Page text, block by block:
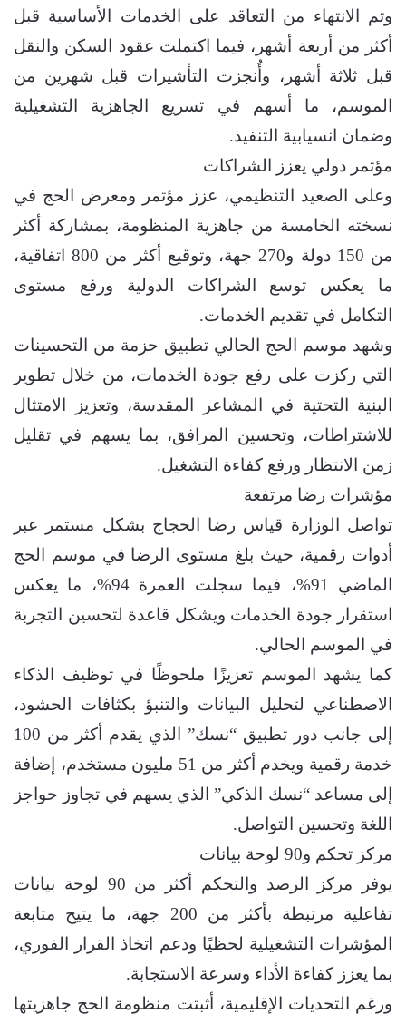
وتم الانتهاء من التعاقد على الخدمات الأساسية قبل
أكثر من أربعة أشهر، فيما اكتملت عقود السكن والنقل
قبل ثلاثة أشهر، وأُنجزت التأشيرات قبل شهرين من
الموسم، ما أسهم في تسريع الجاهزية التشغيلية
وضمان انسيابية التنفيذ.
مؤتمر دولي يعزز الشراكات
وعلى الصعيد التنظيمي، عزز مؤتمر ومعرض الحج في
نسخته الخامسة من جاهزية المنظومة، بمشاركة أكثر
من 150 دولة و270 جهة، وتوقيع أكثر من 800 اتفاقية،
ما يعكس توسع الشراكات الدولية ورفع مستوى
التكامل في تقديم الخدمات.
وشهد موسم الحج الحالي تطبيق حزمة من التحسينات
التي ركزت على رفع جودة الخدمات، من خلال تطوير
البنية التحتية في المشاعر المقدسة، وتعزيز الامتثال
للاشتراطات، وتحسين المرافق، بما يسهم في تقليل
زمن الانتظار ورفع كفاءة التشغيل.
مؤشرات رضا مرتفعة
تواصل الوزارة قياس رضا الحجاج بشكل مستمر عبر
أدوات رقمية، حيث بلغ مستوى الرضا في موسم الحج
الماضي 91%، فيما سجلت العمرة 94%، ما يعكس
استقرار جودة الخدمات ويشكل قاعدة لتحسين التجربة
في الموسم الحالي.
كما يشهد الموسم تعزيزًا ملحوظًا في توظيف الذكاء
الاصطناعي لتحليل البيانات والتنبؤ بكثافات الحشود،
إلى جانب دور تطبيق “نسك” الذي يقدم أكثر من 100
خدمة رقمية ويخدم أكثر من 51 مليون مستخدم، إضافة
إلى مساعد “نسك الذكي” الذي يسهم في تجاوز حواجز
اللغة وتحسين التواصل.
مركز تحكم و90 لوحة بيانات
يوفر مركز الرصد والتحكم أكثر من 90 لوحة بيانات
تفاعلية مرتبطة بأكثر من 200 جهة، ما يتيح متابعة
المؤشرات التشغيلية لحظيًا ودعم اتخاذ القرار الفوري،
بما يعزز كفاءة الأداء وسرعة الاستجابة.
ورغم التحديات الإقليمية، أثبتت منظومة الحج جاهزيتها